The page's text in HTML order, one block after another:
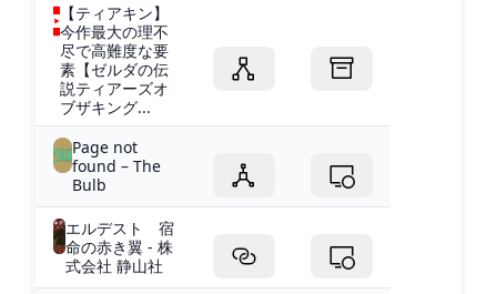
【ティアキン】
今作最大の理不
尽で高難度な要
素【ゼルダの伝
説ティアーズオ
ブザキング...
Page not
found – The
Bulb
エルデスト 宿
命の赤き翼 - 株
式会社 静山社